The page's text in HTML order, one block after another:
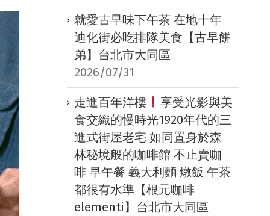
就愛古早味下午茶 在地十年
迪化街必吃排隊美食【古早餅
弟】台北市大同區
2026/07/31
走進百年洋樓
享受光影與美
食交織的慢時光1920年代的三
進式街屋老宅 如同置身於森
林秘境般的咖啡館 不止賣咖
啡 早午餐 義大利麵 燉飯 午茶
都很有水準【根元咖啡
elementi】台北市大同區